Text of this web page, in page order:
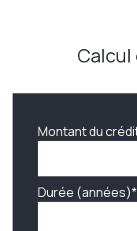
Calcul
Montant du
Durée (années)*